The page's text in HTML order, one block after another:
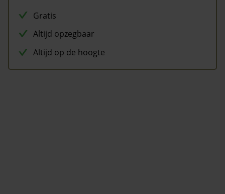
Gratis
Altijd opzegbaar
Altijd op de hoogte